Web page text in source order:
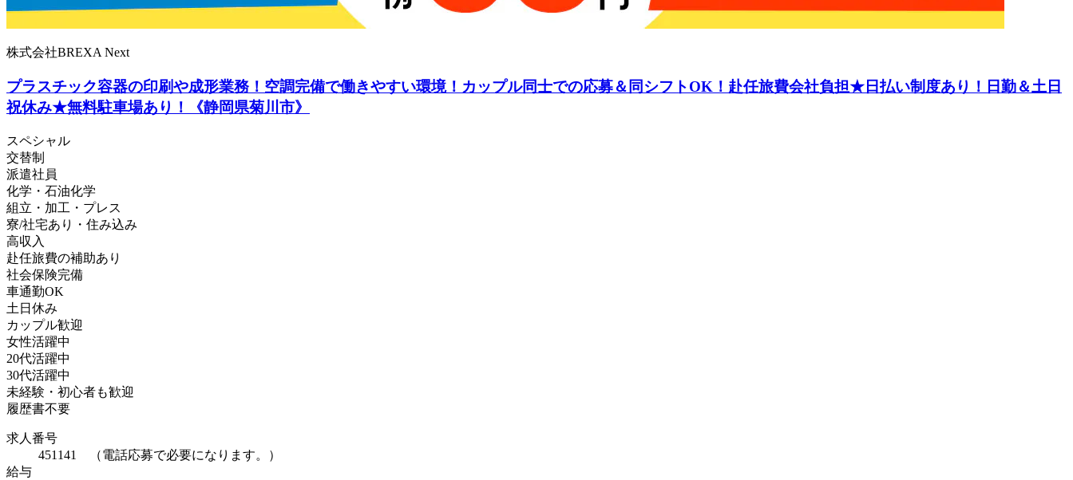
株式会社BREXA Next
プラスチック容器の印刷や成形業務！空調完備で働きやすい環境！カップル同士での応募＆同シフトOK！赴任旅費会社負担★日払い制度あり！日勤＆土日
祝休み★無料駐車場あり！《静岡県菊川市》
スペシャル
交替制
派遣社員
化学・石油化学
組立・加工・プレス
寮/社宅あり・住み込み
高収入
赴任旅費の補助あり
社会保険完備
車通勤OK
土日休み
カップル歓迎
女性活躍中
20代活躍中
30代活躍中
未経験・初心者も歓迎
履歴書不要
求人番号
451141 （電話応募で必要になります。）
給与